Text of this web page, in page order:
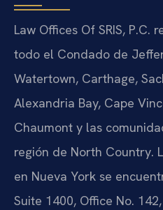
Law Offices Of SRIS, P.C.
todo el Condado de
Watertown, Carthage,
Alexandria Bay, Cape
Chaumont y las
región de North Country.
en Nueva York se
Suite 1400, Office No.